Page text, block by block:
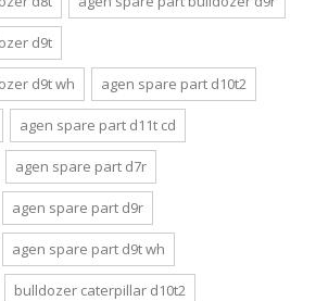
d9t
d9t wh agen spare part d10t2
agen spare part d11t cd
agen spare part d7r
agen spare part d9r
agen spare part d9t wh
bulldozer caterpillar d10t2